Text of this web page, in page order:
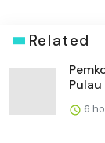
Related
6